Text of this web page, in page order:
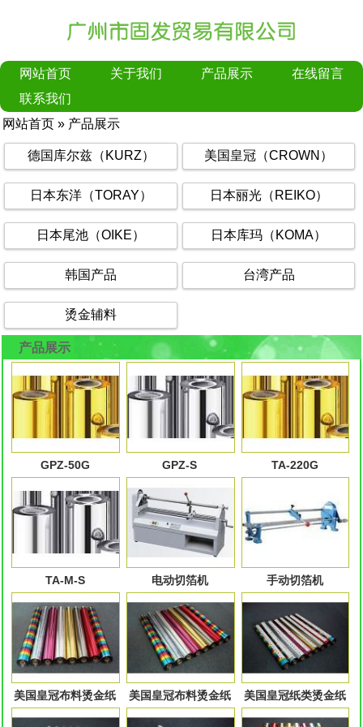
网站首页 关于我们 产品展示
在线留言
联系我们
网站首页 » 产品展示
德国库尔兹（KURZ） 美国皇冠（CROWN）
日本东洋（TORAY） 日本丽光（REIKO）
日本尾池（OIKE） 日本库玛（KOMA）
韩国产品 台湾产品
烫金辅料
产品展示
GPZ-50G GPZ-S TA-220G
TA-M-S 电动切箔机 手动切箔机
美国皇冠布料烫金纸 美国皇冠布料烫金纸 美国皇冠纸类烫金纸